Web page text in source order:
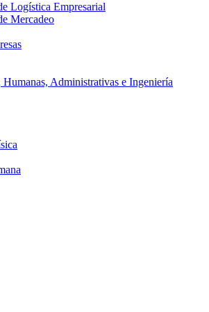
Logística Empresarial
Mercadeo
Administrativas e Ingeniería